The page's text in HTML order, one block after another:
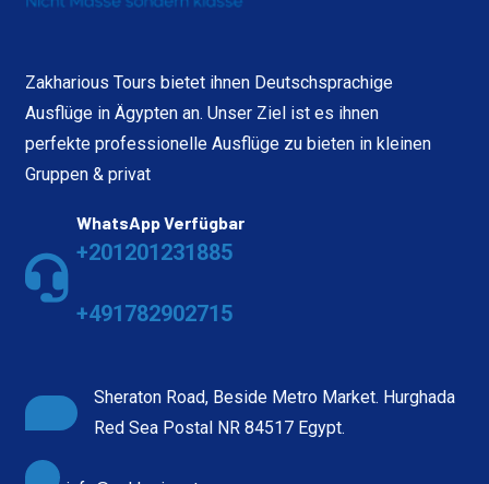
Zakharious Tours bietet ihnen Deutschsprachige
Ausflüge in Ägypten an. Unser Ziel ist es ihnen
perfekte professionelle Ausflüge zu bieten in kleinen
Gruppen & privat
WhatsApp Verfügbar
+201201231885
+491782902715
Sheraton Road, Beside Metro Market. Hurghada
Red Sea Postal NR 84517 Egypt.